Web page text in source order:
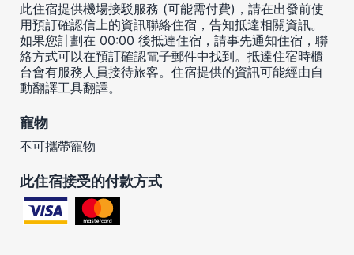
此住宿提供機場接駁服務 (可能需付費)，請在出發前使
用預訂確認信上的資訊聯絡住宿，告知抵達相關資訊。
如果您計劃在 00:00 後抵達住宿，請事先通知住宿，聯
絡方式可以在預訂確認電子郵件中找到。抵達住宿時櫃
台會有服務人員接待旅客。住宿提供的資訊可能經由自
動翻譯工具翻譯。
寵物
不可攜帶寵物
此住宿接受的付款方式